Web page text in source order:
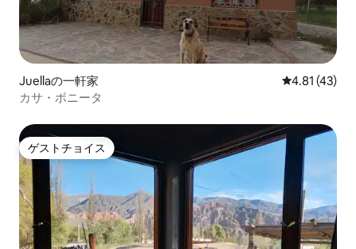
Juellaの一軒家 レビュー43
4.81 (43)
カサ・ボニータ
ゲストチョイス
ゲストチョイス